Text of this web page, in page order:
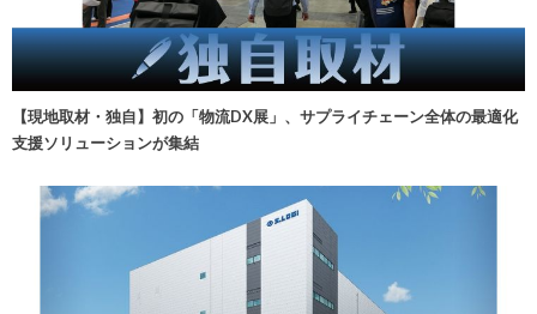
【現地取材・独自】初の「物流DX展」、サプライチェーン全体の最適化
支援ソリューションが集結